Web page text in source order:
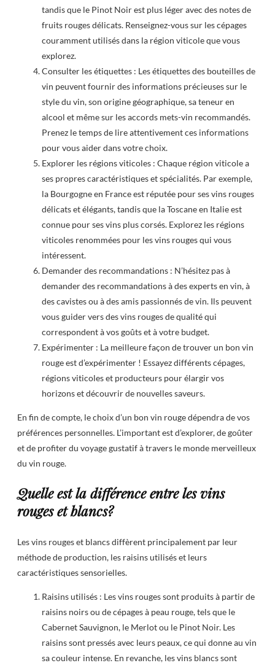
tandis que le Pinot Noir est plus léger avec des notes de
fruits rouges délicats. Renseignez-vous sur les cépages
couramment utilisés dans la région viticole que vous
explorez.
Consulter les étiquettes : Les étiquettes des bouteilles de
vin peuvent fournir des informations précieuses sur le
style du vin, son origine géographique, sa teneur en
alcool et même sur les accords mets-vin recommandés.
Prenez le temps de lire attentivement ces informations
pour vous aider dans votre choix.
Explorer les régions viticoles : Chaque région viticole a
ses propres caractéristiques et spécialités. Par exemple,
la Bourgogne en France est réputée pour ses vins rouges
délicats et élégants, tandis que la Toscane en Italie est
connue pour ses vins plus corsés. Explorez les régions
viticoles renommées pour les vins rouges qui vous
intéressent.
Demander des recommandations : N’hésitez pas à
demander des recommandations à des experts en vin, à
des cavistes ou à des amis passionnés de vin. Ils peuvent
vous guider vers des vins rouges de qualité qui
correspondent à vos goûts et à votre budget.
Expérimenter : La meilleure façon de trouver un bon vin
rouge est d’expérimenter ! Essayez différents cépages,
régions viticoles et producteurs pour élargir vos
horizons et découvrir de nouvelles saveurs.
En fin de compte, le choix d’un bon vin rouge dépendra de vos
préférences personnelles. L’important est d’explorer, de goûter
et de profiter du voyage gustatif à travers le monde merveilleux
du vin rouge.
Quelle est la différence entre les vins
rouges et blancs?
Les vins rouges et blancs diffèrent principalement par leur
méthode de production, les raisins utilisés et leurs
caractéristiques sensorielles.
Raisins utilisés : Les vins rouges sont produits à partir de
raisins noirs ou de cépages à peau rouge, tels que le
Cabernet Sauvignon, le Merlot ou le Pinot Noir. Les
raisins sont pressés avec leurs peaux, ce qui donne au vin
sa couleur intense. En revanche, les vins blancs sont